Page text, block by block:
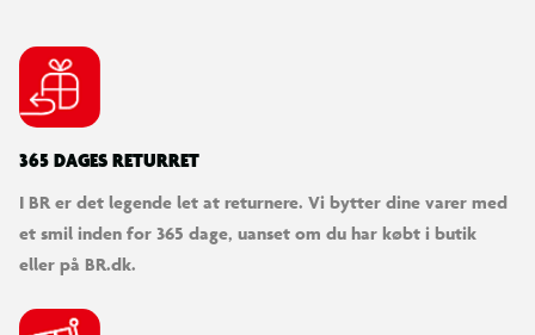
365 DAGES RETURRET
I BR er det legende let at returnere. Vi bytter dine varer med
et smil inden for 365 dage, uanset om du har købt i butik
eller på BR.dk.